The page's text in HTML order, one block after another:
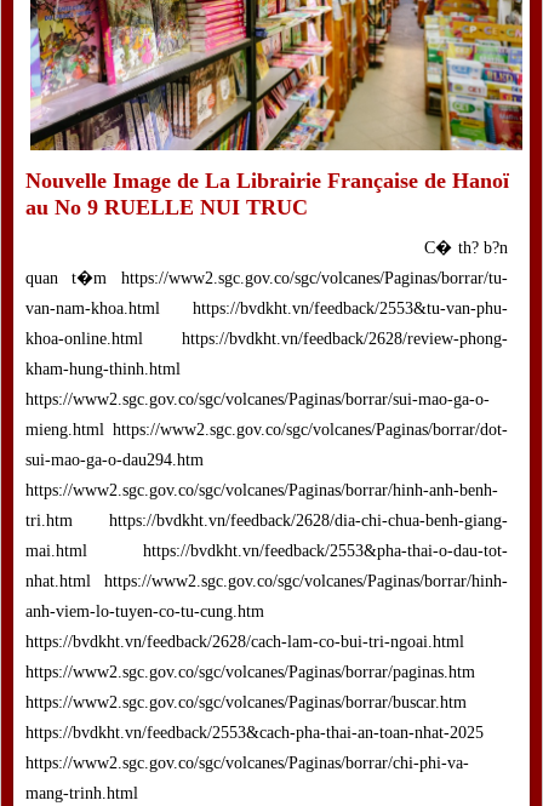
Nouvelle Image de La Librairie Française de Hanoï
au No 9 RUELLE NUI TRUC
C� th? b?n
quan t�m https://www2.sgc.gov.co/sgc/volcanes/Paginas/borrar/tu-
van-nam-khoa.html https://bvdkht.vn/feedback/2553&tu-van-phu-
khoa-online.html https://bvdkht.vn/feedback/2628/review-phong-
kham-hung-thinh.html
https://www2.sgc.gov.co/sgc/volcanes/Paginas/borrar/sui-mao-ga-o-
mieng.html https://www2.sgc.gov.co/sgc/volcanes/Paginas/borrar/dot-
sui-mao-ga-o-dau294.htm
https://www2.sgc.gov.co/sgc/volcanes/Paginas/borrar/hinh-anh-benh-
tri.htm https://bvdkht.vn/feedback/2628/dia-chi-chua-benh-giang-
mai.html https://bvdkht.vn/feedback/2553&pha-thai-o-dau-tot-
nhat.html https://www2.sgc.gov.co/sgc/volcanes/Paginas/borrar/hinh-
anh-viem-lo-tuyen-co-tu-cung.htm
https://bvdkht.vn/feedback/2628/cach-lam-co-bui-tri-ngoai.html
https://www2.sgc.gov.co/sgc/volcanes/Paginas/borrar/paginas.htm
https://www2.sgc.gov.co/sgc/volcanes/Paginas/borrar/buscar.htm
https://bvdkht.vn/feedback/2553&cach-pha-thai-an-toan-nhat-2025
https://www2.sgc.gov.co/sgc/volcanes/Paginas/borrar/chi-phi-va-
mang-trinh.html